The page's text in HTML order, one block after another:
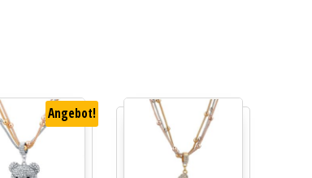
Angebot!